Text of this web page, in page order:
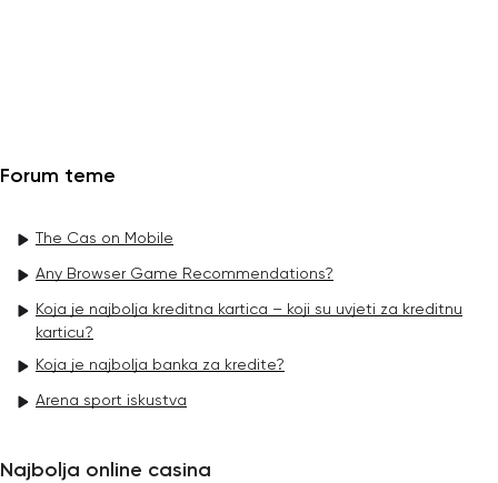
Forum teme
The Cas on Mobile
Any Browser Game Recommendations?
Koja je najbolja kreditna kartica – koji su uvjeti za kreditnu
karticu?
Koja je najbolja banka za kredite?
Arena sport iskustva
Najbolja online casina